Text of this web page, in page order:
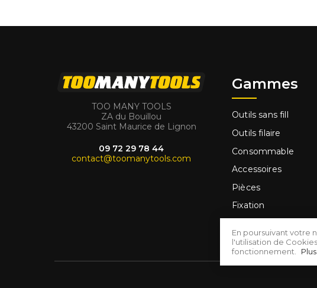
En poursuivant votre
l'utilisation de
fonctionnement.
TOO MANY TOOLS
ZA du Bouillou
43200 Saint Maurice de Lignon
09 72 29 78 44
contact@toomanytools.com
Gammes
Outils sans fill
Outils filaire
Consommable
Accessoires
Pièces
Fixation
Promos